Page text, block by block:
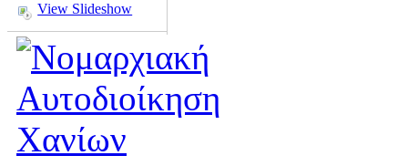
View Slideshow